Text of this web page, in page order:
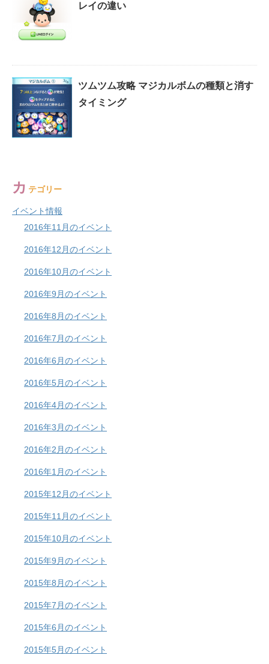
レイの違い
ツムツム攻略 マジカルボムの種類と消す
タイミング
カ テゴリー
イベント情報
2016年11月のイベント
2016年12月のイベント
2016年10月のイベント
2016年9月のイベント
2016年8月のイベント
2016年7月のイベント
2016年6月のイベント
2016年5月のイベント
2016年4月のイベント
2016年3月のイベント
2016年2月のイベント
2016年1月のイベント
2015年12月のイベント
2015年11月のイベント
2015年10月のイベント
2015年9月のイベント
2015年8月のイベント
2015年7月のイベント
2015年6月のイベント
2015年5月のイベント